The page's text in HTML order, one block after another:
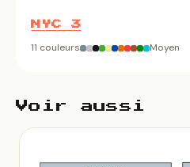
NYC 3
11 couleurs Moyen
Voir aussi